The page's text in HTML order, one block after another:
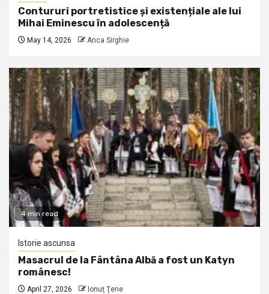
Contururi portretistice și existențiale ale lui
Mihai Eminescu în adolescență
May 14, 2026 Anca Sirghie
4 min read
Istorie ascunsa
Masacrul de la Fântâna Albă a fost un Katyn
românesc!
April 27, 2026 Ionuţ Ţene